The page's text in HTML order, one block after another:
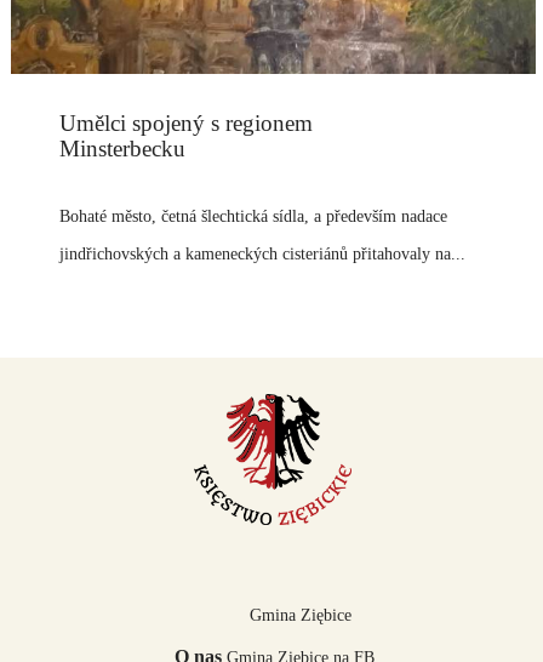
Umělci spojený s regionem
Minsterbecku
Bohaté město, četná šlechtická sídla, a především nadace
jindřichovských a kameneckých cisteriánů přitahovaly na...
O nas
Gmina Ziębice
Gmina Ziębice na FB